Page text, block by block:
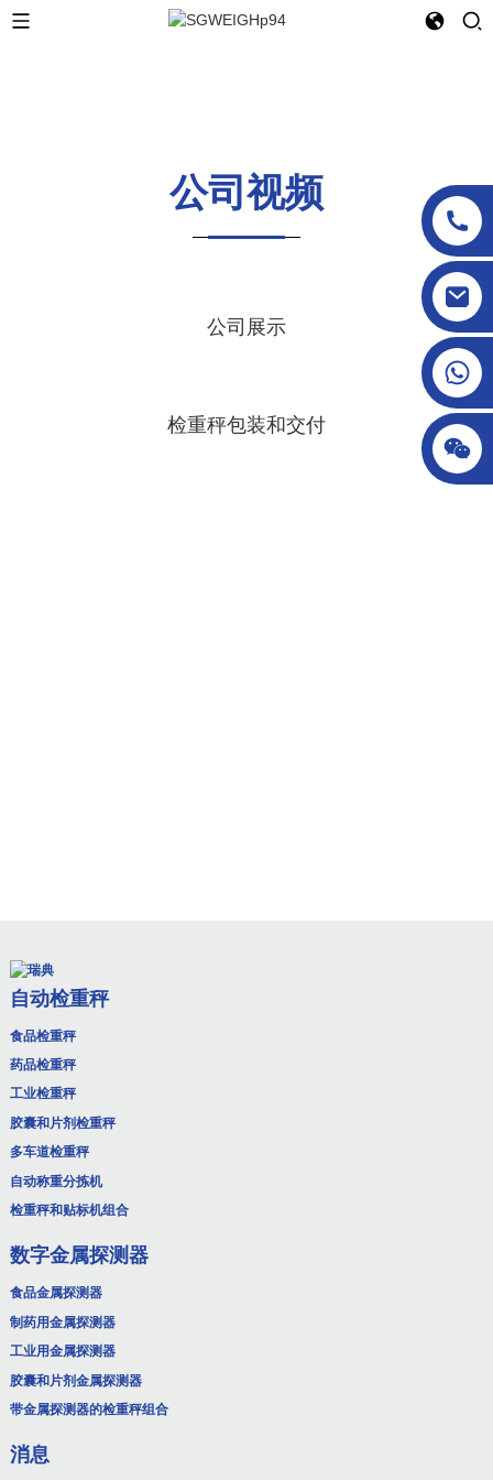
公司视频
公司展示
检重秤包装和交付
自动检重秤
食品检重秤
药品检重秤
工业检重秤
胶囊和片剂检重秤
多车道检重秤
自动称重分拣机
检重秤和贴标机组合
数字金属探测器
食品金属探测器
制药用金属探测器
工业用金属探测器
胶囊和片剂金属探测器
带金属探测器的检重秤组合
消息